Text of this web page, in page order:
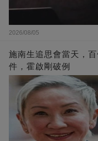
2026/08/05
施南生追思會當天，
件，霍啟剛破例